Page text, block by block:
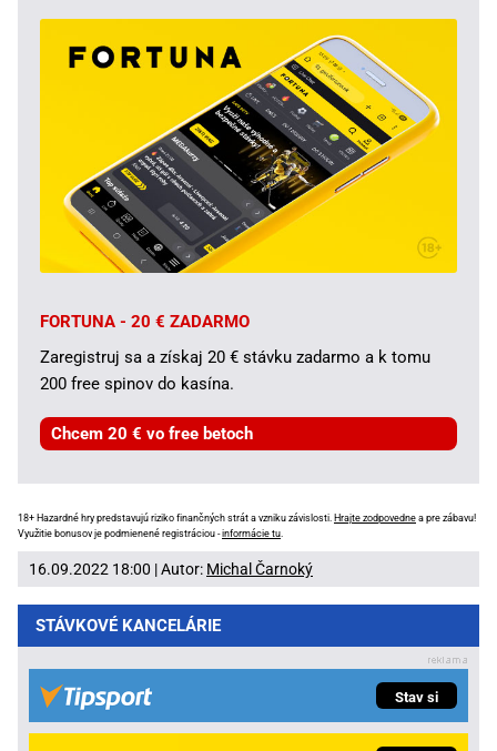
FORTUNA - 20 € ZADARMO
Zaregistruj sa a získaj 20 € stávku zadarmo a k tomu
200 free spinov do kasína.
Chcem 20 € vo free betoch
18+ Hazardné hry predstavujú riziko finančných strát a vzniku závislosti. Hrajte zodpovedne a pre zábavu!
Využitie bonusov je podmienené registráciou -informácie tu.
16.09.2022 18:00 | Autor: Michal Čarnoký
STÁVKOVÉ KANCELÁRIE
Stav si